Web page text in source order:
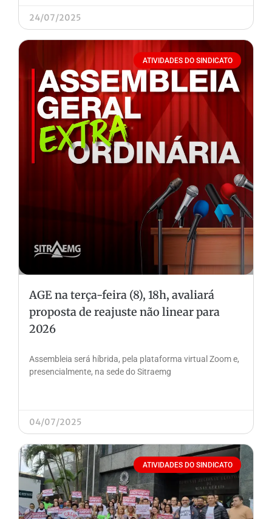
24/07/2025
ATIVIDADES DO SINDICATO
AGE na terça-feira (8), 18h, avaliará
proposta de reajuste não linear para
2026
Assembleia será híbrida, pela plataforma virtual Zoom e,
presencialmente, na sede do Sitraemg
04/07/2025
ATIVIDADES DO SINDICATO